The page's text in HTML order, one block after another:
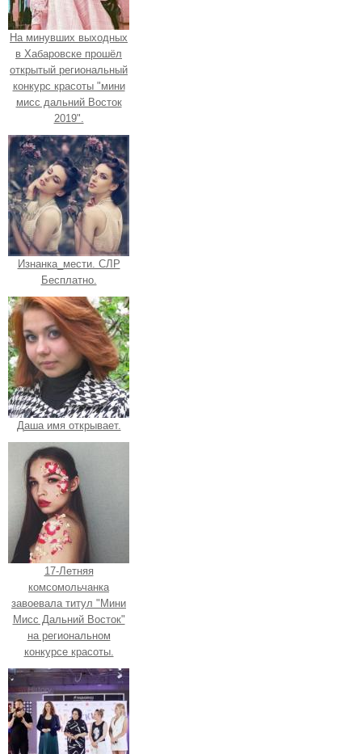
На минувших выходных
в Хабаровске прошёл
открытый региональный
конкурс красоты "мини
мисс дальний Восток
2019".
Изнанка_мести. СЛР
Бесплатно.
Даша имя открывает.
17-Летняя
комсомольчанка
завоевала титул "Мини
Мисс Дальний Восток"
на региональном
конкурсе красоты.